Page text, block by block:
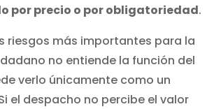
por precio o por obligatoriedad.
riesgos más importantes para la
no entiende la función del
verlo únicamente como un
el despacho no percibe el valor